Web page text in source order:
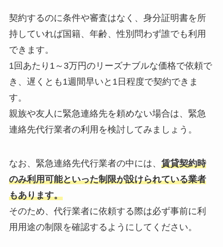
契約するのに条件や審査はなく、身分証明書を所
持していれば国籍、年齢、性別問わず誰でも利用
できます。
1回あたり1～3万円のリーズナブルな価格で依頼で
き、遅くとも1週間早いと1日程度で契約できま
す。
親族や友人に緊急連絡先を頼めない場合は、緊急
連絡先代行業者の利用を検討してみましょう。
なお、緊急連絡先代行業者の中には、 賃貸契約時
のみ利用可能といった制限が設けられている業者
もあります。
そのため、代行業者に依頼する際は必ず事前に利
用用途の制限を確認するようにしてください。